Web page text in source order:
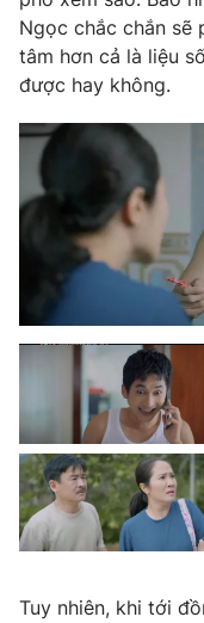
Ngọc chắc chắn sẽ
tâm hơn cả là liệu
được hay không.
Tuy nhiên, khi tới